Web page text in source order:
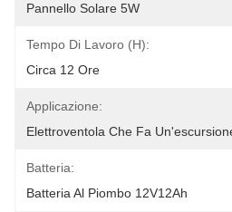
Pannello Solare 5W
Tempo Di Lavoro (h):
Circa 12 Ore
Applicazione:
Elettroventola Che Fa
Batteria:
Batteria Al Piombo 12V12Ah